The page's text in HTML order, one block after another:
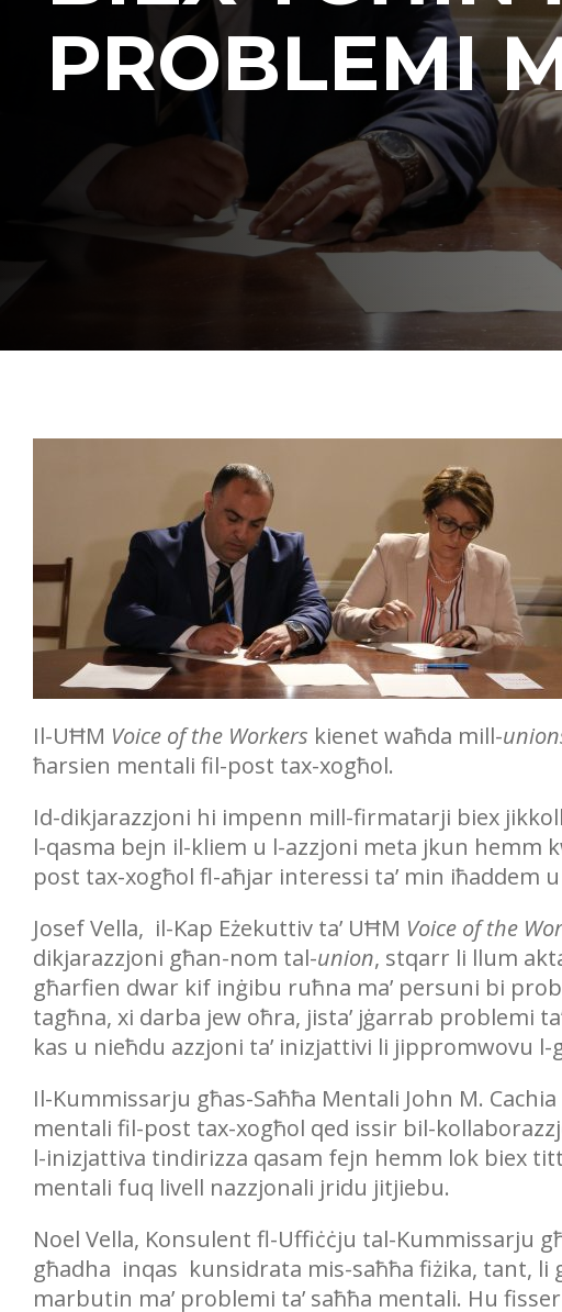
PROBLEMI
Il-UĦM Voice of the Workers kienet waħda mill-
ħarsien mentali fil-post tax-xogħol.
Id-dikjarazzjoni hi impenn mill-firmatarji biex
l-qasma bejn il-kliem u l-azzjoni meta jkun hemm
post tax-xogħol fl-aħjar interessi ta’ min iħaddem
Josef Vella, il-Kap Eżekuttiv ta’ UĦM Voice of the
dikjarazzjoni għan-nom tal-union, stqarr li llum
għarfien dwar kif inġibu ruħna ma’ persuni bi
tagħna, xi darba jew oħra, jista’ jġarrab problemi
kas u nieħdu azzjoni ta’ inizjattivi li jippromwovu
Il-Kummissarju għas-Saħħa Mentali John M.
mentali fil-post tax-xogħol qed issir bil-
l-inizjattiva tindirizza qasam fejn hemm lok biex
mentali fuq livell nazzjonali jridu jitjiebu.
Noel Vella, Konsulent fl-Uffiċċju tal-Kummissarju
għadha inqas kunsidrata mis-saħħa fiżika, tant,
marbutin ma’ problemi ta’ saħħa mentali. Hu